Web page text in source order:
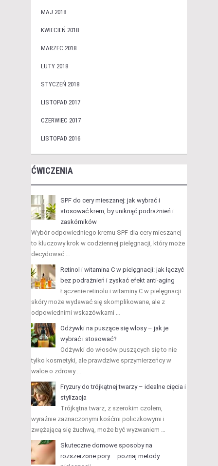
MAJ 2018
KWIECIEŃ 2018
MARZEC 2018
LUTY 2018
STYCZEŃ 2018
LISTOPAD 2017
CZERWIEC 2017
LISTOPAD 2016
ĆWICZENIA
SPF do cery mieszanej: jak wybrać i
stosować krem, by uniknąć podrażnień i
zaskórników
Wybór odpowiedniego kremu SPF dla cery mieszanej
to kluczowy krok w codziennej pielęgnacji, który może
decydować …
Retinol i witamina C w pielęgnacji: jak łączyć
bez podrażnień i zyskać efekt anti-aging
Łączenie retinolu i witaminy C w pielęgnacji
skóry może wydawać się skomplikowane, ale z
odpowiednimi wskazówkami …
Odżywki na puszące się włosy – jak je
wybrać i stosować?
Odżywki do włosów puszących się to nie
tylko kosmetyki, ale prawdziwe sprzymierzeńcy w
walce o zdrowy …
Fryzury do trójkątnej twarzy – idealne cięcia i
stylizacja
Trójkątna twarz, z szerokim czołem,
wyraźnie zaznaczonymi kośćmi policzkowymi i
zwężającą się żuchwą, może być wyzwaniem …
Skuteczne domowe sposoby na
rozszerzone pory – poznaj metody